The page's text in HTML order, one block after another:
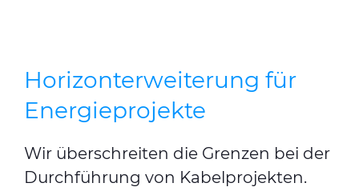
Horizonterweiterung für
Energieprojekte
Wir überschreiten die Grenzen bei der
Durchführung von Kabelprojekten.